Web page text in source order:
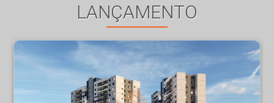
LANÇAMENTO